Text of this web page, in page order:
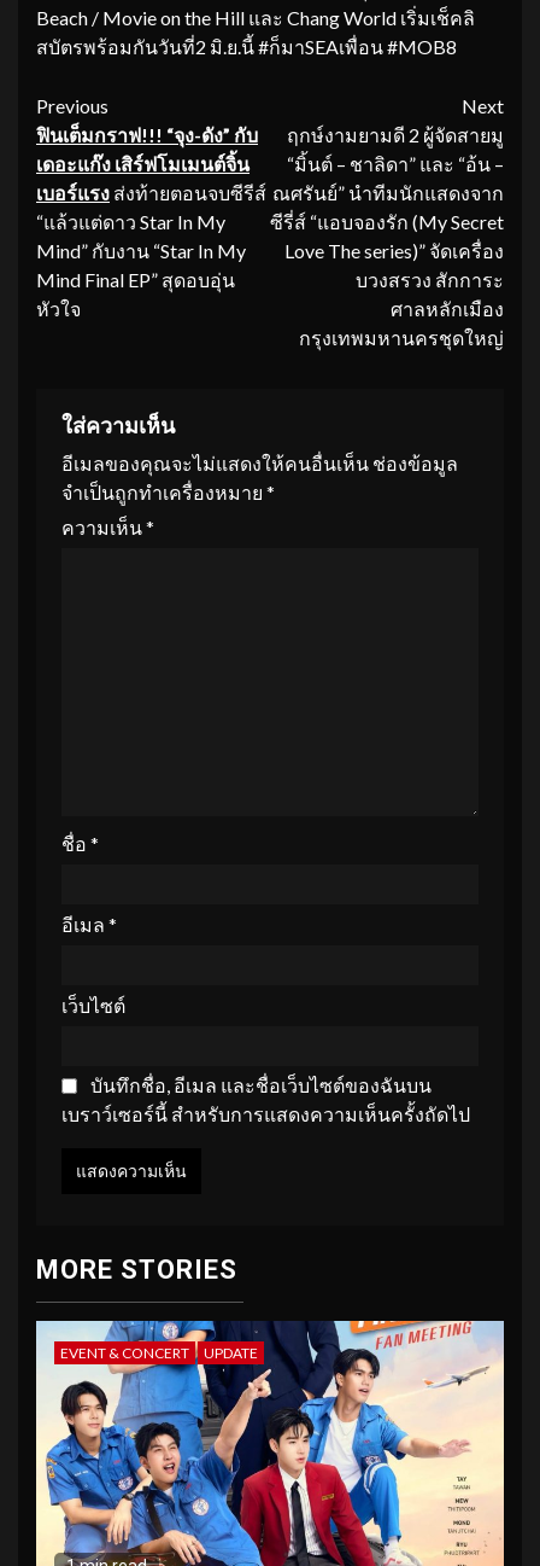
Beach / Movie on the Hill และ Chang World เริ่มเช็คลิ
สบัตรพร้อมกันวันที่2 มิ.ย.นี้ #ก็มาSEAเพื่อน #MOB8
Continue
Reading
Previous
ฟินเต็มกราฟ!!! “จุง-ดัง” กับ
เดอะแก๊ง เสิร์ฟโมเมนต์จิ้น
เบอร์แรง ส่งท้ายตอนจบซีรีส์
“แล้วแต่ดาว Star In My
Mind” กับงาน “Star In My
Mind Final EP” สุดอบอุ่น
หัวใจ
Next
ฤกษ์งามยามดี 2 ผู้จัดสายมู
“มิ้นต์ – ชาลิดา” และ “อ้น –
ณศรันย์” นำทีมนักแสดงจาก
ซีรี่ส์ “แอบจองรัก (My Secret
Love The series)” จัดเครื่อง
บวงสรวง สักการะ
ศาลหลักเมือง
กรุงเทพมหานครชุดใหญ่
ใส่ความเห็น
อีเมลของคุณจะไม่แสดงให้คนอื่นเห็น ช่องข้อมูล
จำเป็นถูกทำเครื่องหมาย *
ความเห็น*
ชื่อ *
อีเมล *
เว็บไซต์
บันทึกชื่อ, อีเมล และชื่อเว็บไซต์ของฉันบน
เบราว์เซอร์นี้ สำหรับการแสดงความเห็นครั้งถัดไป
MORE STORIES
EVENT & CONCERT UPDATE